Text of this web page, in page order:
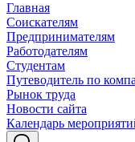
Главная
Соискателям
Предпринимателям
Работодателям
Студентам
Путеводитель по
Рынок труда
Новости сайта
Календарь